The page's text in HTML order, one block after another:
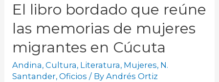
El libro bordado que reúne
las memorias de mujeres
migrantes en Cúcuta
Andina,Cultura, Literatura, Mujeres, N.
Santander,Oficios / ByAndrés Ortiz